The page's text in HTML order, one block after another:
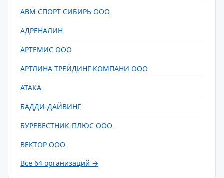
АВМ СПОРТ-СИБИРЬ ООО
АДРЕНАЛИН
АРТЕМИС ООО
АРТЛИНА ТРЕЙДИНГ КОМПАНИ ООО
АТАКА
БАДДИ-ДАЙВИНГ
БУРЕВЕСТНИК-ПЛЮС ООО
ВЕКТОР ООО
Все 64 организаций →